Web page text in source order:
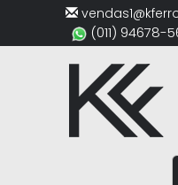
(011) 94678-